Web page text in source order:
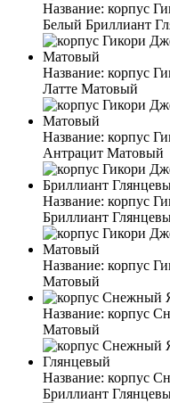
Название: корпус
Белый Бриллиант
Название: корпус
Латте Матовый
Название: корпус
Антрацит Матовый
Название: корпус
Бриллиант
Название: корпус
Матовый
Название: корпус
Матовый
Название: корпус
Бриллиант